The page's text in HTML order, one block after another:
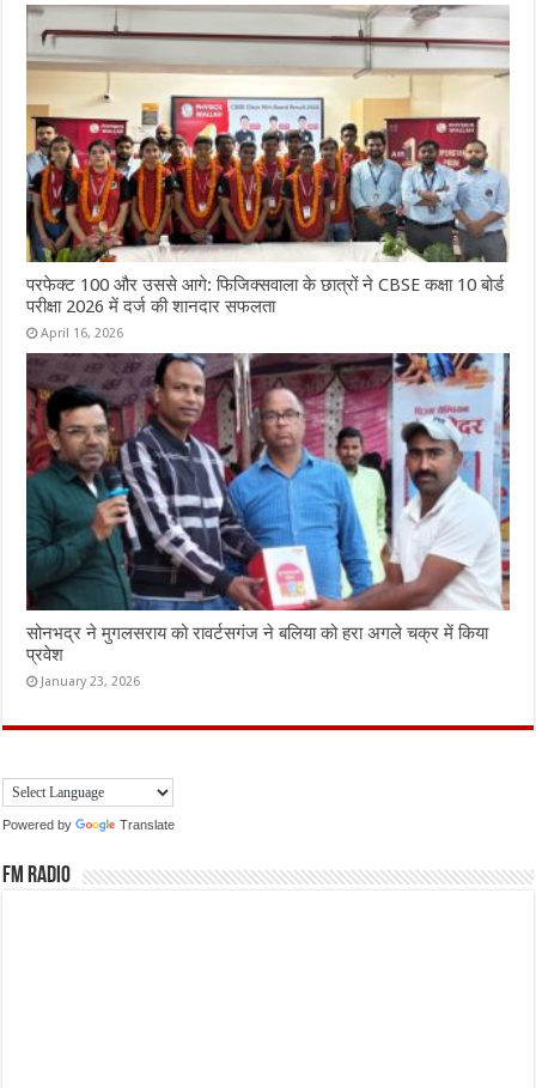
परफेक्ट 100 और उससे आगे: फिजिक्सवाला के छात्रों ने CBSE कक्षा 10 बोर्ड
परीक्षा 2026 में दर्ज की शानदार सफलता
April 16, 2026
सोनभद्र ने मुगलसराय को रावर्टसगंज ने बलिया को हरा अगले चक्र में किया
प्रवेश
January 23, 2026
Powered by Translate
FM Radio